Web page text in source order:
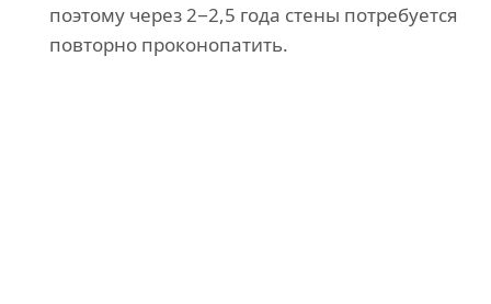
поэтому через 2−2,5 года стены потребуется
повторно проконопатить.